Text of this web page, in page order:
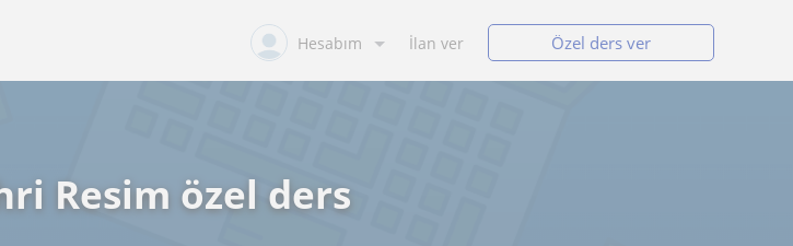
Hesabım İlan ver Özel ders ver
Resim özel ders